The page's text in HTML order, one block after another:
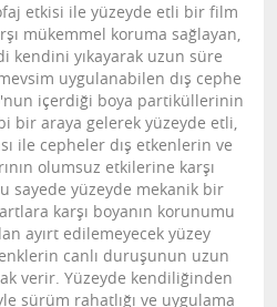
etkisi ile yüzeyde etli bir film
mükemmel koruma sağlayan,
kendini yıkayarak uzun süre
uygulanabilen dış cephe
içerdiği boya partiküllerinin
bir araya gelerek yüzeyde etli,
ile cepheler dış etkenlerin ve
olumsuz etkilerine karşı
sayede yüzeyde mekanik bir
karşı boyanın korunumu
ayırt edilemeyecek yüzey
canlı duruşunun uzun
verir. Yüzeyde kendiliğinden
sürüm rahatlığı ve uygulama